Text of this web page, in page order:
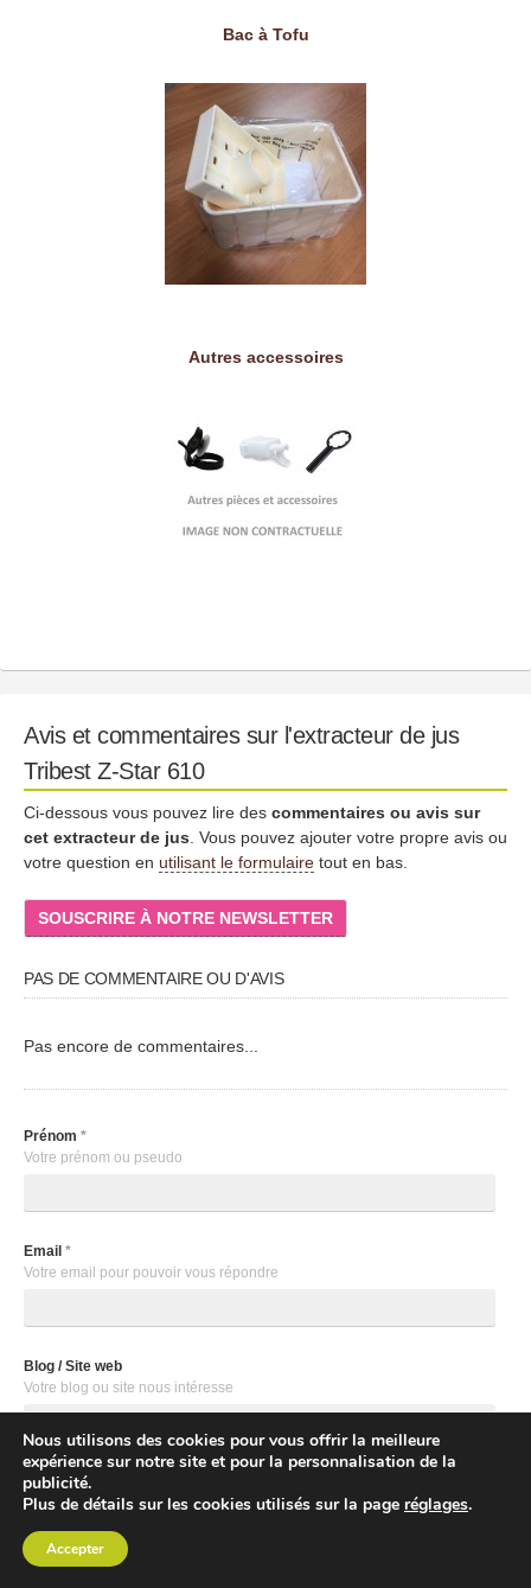
Bac à Tofu
Autres accessoires
Avis et commentaires sur l'extracteur de jus
Tribest Z-Star 610
Ci-dessous vous pouvez lire des commentaires ou avis sur
cet extracteur de jus . Vous pouvez ajouter votre propre avis ou
votre question en utilisant le formulaire tout en bas.
SOUSCRIRE À NOTRE NEWSLETTER
PAS DE COMMENTAIRE OU D'AVIS
Pas encore de commentaires...
Prénom *
Votre prénom ou pseudo
Email *
Votre email pour pouvoir vous répondre
Blog / Site web
Votre blog ou site nous intéresse
Newsletter
Souhaitez vous recevoir notre newsletter?
Oui
Nous utilisons des cookies pour vous offrir la meilleure
expérience sur notre site et pour la personnalisation de la
publicité.
Plus de détails sur les cookies utilisés sur la page réglages.
Accepter